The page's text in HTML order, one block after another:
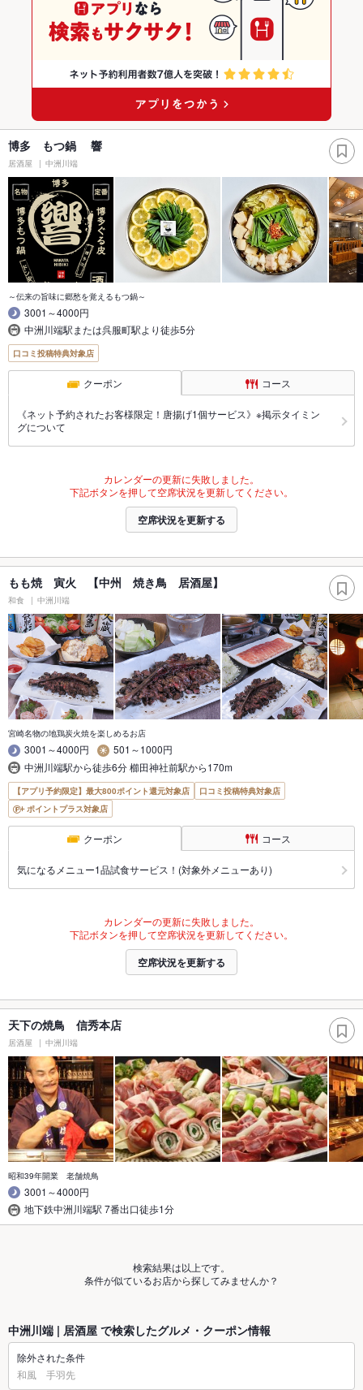
博多 もつ鍋 響
居酒屋 中洲川端
～伝来の旨味に郷愁を覚えるもつ鍋～
3001～4000円
中洲川端駅または呉服町駅より徒歩5分
口コミ投稿特典対象店
クーポン コース
《ネット予約されたお客様限定！唐揚げ1個サービス》※掲示タイミン
グについて
カレンダーの更新に失敗しました。
下記ボタンを押して空席状況を更新してください。
空席状況を更新する
もも焼 寅火 【中州 焼き鳥 居酒屋】
和食 中洲川端
宮崎名物の地鶏炭火焼を楽しめるお店
3001～4000円
501～1000円
中洲川端駅から徒歩6分 櫛田神社前駅から170m
【アプリ予約限定】最大800ポイント還元対象店
口コミ投稿特典対象店
ポイントプラス対象店
クーポン コース
気になるメニュー1品試食サービス！(対象外メニューあり)
カレンダーの更新に失敗しました。
下記ボタンを押して空席状況を更新してください。
空席状況を更新する
天下の焼鳥 信秀本店
居酒屋 中洲川端
昭和39年開業 老舗焼鳥
3001～4000円
地下鉄中洲川端駅 7番出口徒歩1分
検索結果は以上です。
条件が似ているお店から探してみませんか？
中洲川端 | 居酒屋 で検索したグルメ・クーポン情報
除外された条件
和風 手羽先